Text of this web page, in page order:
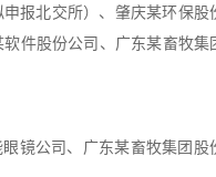
报北交所）、肇庆某环保股
件股份公司、广东某畜牧集
镜公司、广东某畜牧集团股